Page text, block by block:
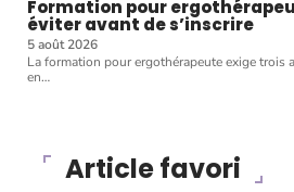
Formation pour
éviter avant de s’inscrire
5 août 2026
La formation pour ergothérapeute exige trois
en…
Article favori